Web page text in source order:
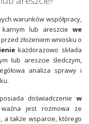
warunków współpracy,
lub areszcie we
złożeniem wniosku o
każdorazowo składa
lub areszcie śledczym,
analiza sprawy i
doświadczeniew
jest rozmowa ze
a także wsparcie, którego